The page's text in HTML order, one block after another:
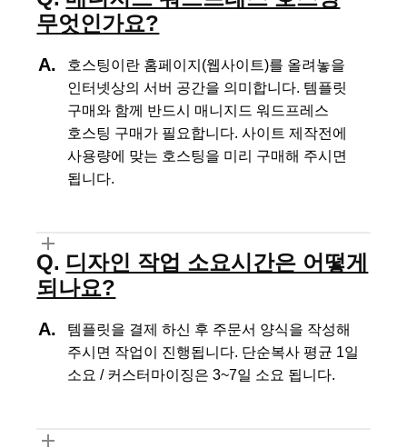
무엇인가요?
호스팅이란 홈페이지(웹사이트)를 올려놓을
인터넷상의 서버 공간을 의미합니다. 템플릿
구매와 함께 반드시 매니지드 워드프레스
호스팅 구매가 필요합니다. 사이트 제작전에
사용량에 맞는 호스팅을 미리 구매해 주시면
됩니다.
디자인 작업 소요시간은 어떻게
되나요?
템플릿을 결제 하신 후 주문서 양식을 작성해
주시면 작업이 진행됩니다. 단순복사 평균 1일
소요 / 커스터마이징은 3~7일 소요 됩니다.